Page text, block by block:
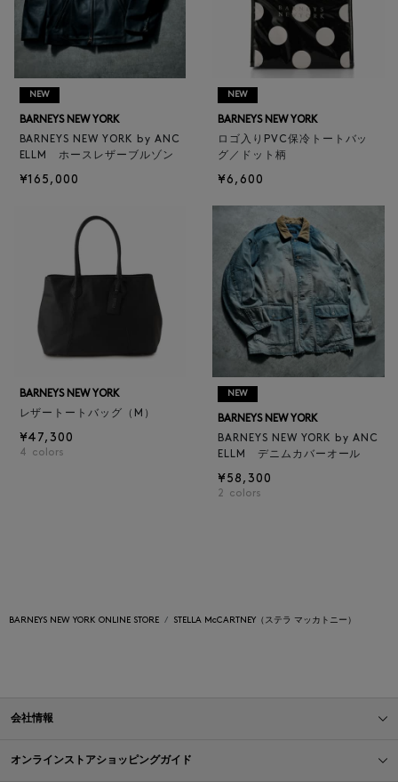
NEW
BARNEYS NEW YORK
BARNEYS NEW YORK by ANC
ELLM ホースレザーブルゾン
¥165,000
NEW
BARNEYS NEW YORK
ロゴ入りPVC保冷トートバッ
グ／ドット柄
¥6,600
BARNEYS NEW YORK
レザートートバッグ（M）
¥47,300
4 colors
NEW
BARNEYS NEW YORK
BARNEYS NEW YORK by ANC
ELLM デニムカバーオール
¥58,300
2 colors
BARNEYS NEW YORK ONLINE STORE STELLA McCARTNEY（ステラ マッカトニー）
会社情報
オンラインストアショッピングガイド